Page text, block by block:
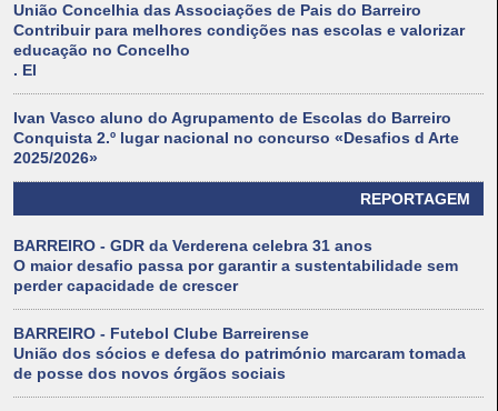
União Concelhia das Associações de Pais do Barreiro
Contribuir para melhores condições nas escolas e valorizar
educação no Concelho
. El
Ivan Vasco aluno do Agrupamento de Escolas do Barreiro
Conquista 2.º lugar nacional no concurso «Desafios d Arte
2025/2026»
REPORTAGEM
BARREIRO - GDR da Verderena celebra 31 anos
O maior desafio passa por garantir a sustentabilidade sem
perder capacidade de crescer
BARREIRO - Futebol Clube Barreirense
União dos sócios e defesa do património marcaram tomada
de posse dos novos órgãos sociais